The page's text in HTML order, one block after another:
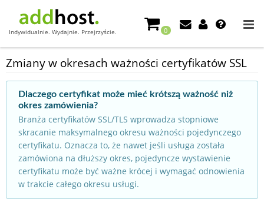
Indywidualnie. Wydajnie. Przejrzyście. 0
Zmiany w okresach ważności certyfikatów SSL
Dlaczego certyfikat może mieć krótszą ważność niż
okres zamówienia?
Branża certyfikatów SSL/TLS wprowadza stopniowe
skracanie maksymalnego okresu ważności pojedynczego
certyfikatu. Oznacza to, że nawet jeśli usługa została
zamówiona na dłuższy okres, pojedyncze wystawienie
certyfikatu może być ważne krócej i wymagać odnowienia
w trakcie całego okresu usługi.